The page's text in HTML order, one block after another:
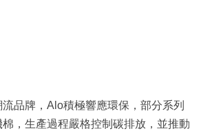
品牌，Alo積極響應環保，部分系列
，生產過程嚴格控制碳排放，並推動